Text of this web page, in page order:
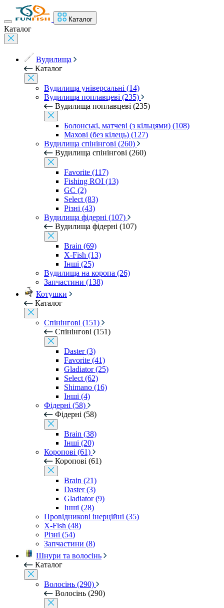
Каталог
Каталог
Вудилища
Каталог
Вудилища універсальні (14)
Вудилища поплавцеві (235)
Вудилища поплавцеві (235)
Болонські, матчеві (з кільцями) (108)
Махові (без кілець) (127)
Вудилища спінінгові (260)
Вудилища спінінгові (260)
Favorite (117)
Fishing ROI (13)
GC (2)
Select (83)
Різні (43)
Вудилища фідерні (107)
Вудилища фідерні (107)
Brain (69)
X-Fish (13)
Інші (25)
Вудилища на коропа (26)
Запчастини (138)
Котушки
Каталог
Спінінгові (151)
Спінінгові (151)
Daster (3)
Favorite (41)
Gladiator (25)
Select (62)
Shimano (16)
Інші (4)
Фідерні (58)
Фідерні (58)
Brain (38)
Інші (20)
Коропові (61)
Коропові (61)
Brain (21)
Daster (3)
Gladiator (9)
Інші (28)
Провідникові інерційні (35)
X-Fish (48)
Різні (54)
Запчастини (8)
Шнури та волосінь
Каталог
Волосінь (290)
Волосінь (290)